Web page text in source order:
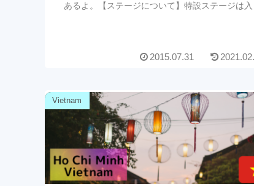
あるよ。【ステージについて】特設ステージは入
2015.07.31
Vietnam